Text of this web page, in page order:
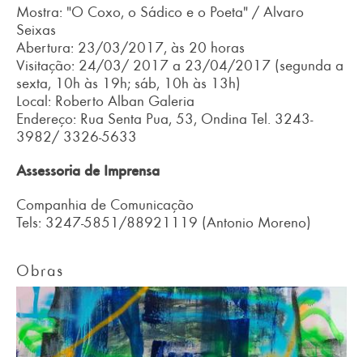
Mostra: "O Coxo, o Sádico e o Poeta" / Alvaro
Seixas
Abertura: 23/03/2017, às 20 horas
Visitação: 24/03/ 2017 a 23/04/2017 (segunda a
sexta, 10h às 19h; sáb, 10h às 13h)
Local: Roberto Alban Galeria
Endereço: Rua Senta Pua, 53, Ondina Tel. 3243-
3982/ 3326-5633
Assessoria de Imprensa
Companhia de Comunicação
Tels: 3247-5851/88921119 (Antonio Moreno)
Obras